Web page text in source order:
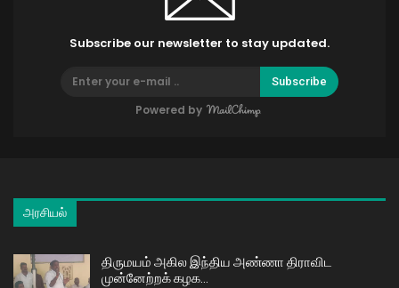
Subscribe our newsletter to stay updated.
Subscribe
Powered by
அரசியல்
திருமயம் அகில இந்திய அண்ணா திராவிட
முன்னேற்றக் கழக…